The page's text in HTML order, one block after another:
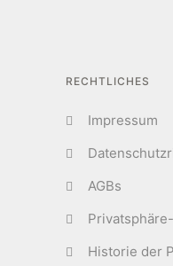
RECHTLICHES
Impressum
AGBs
Historie der